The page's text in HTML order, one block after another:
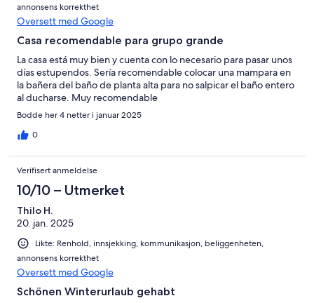
annonsens korrekthet
Oversett med Google
Casa recomendable para grupo grande
La casa está muy bien y cuenta con lo necesario para pasar unos
días estupendos. Sería recomendable colocar una mampara en
la bañera del baño de planta alta para no salpicar el baño entero
al ducharse. Muy recomendable
Bodde her 4 netter i januar 2025
0
Verifisert anmeldelse
10/10 – Utmerket
Thilo H.
20. jan. 2025
Likte: Renhold, innsjekking, kommunikasjon, beliggenheten,
annonsens korrekthet
Oversett med Google
Schönen Winterurlaub gehabt